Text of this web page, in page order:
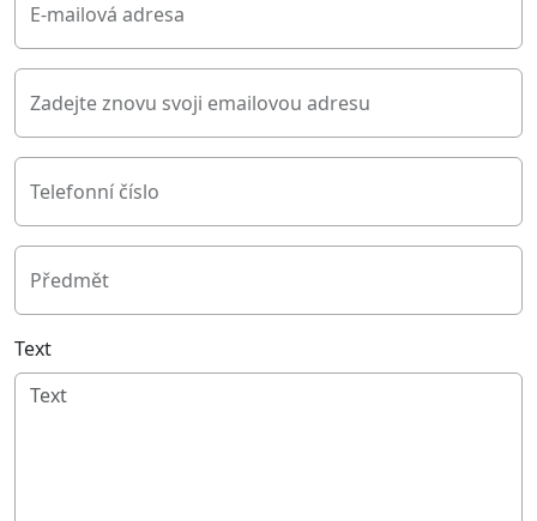
E-mailová adresa
Zadejte znovu svoji emailovou adresu
Telefonní číslo
Předmět
Text